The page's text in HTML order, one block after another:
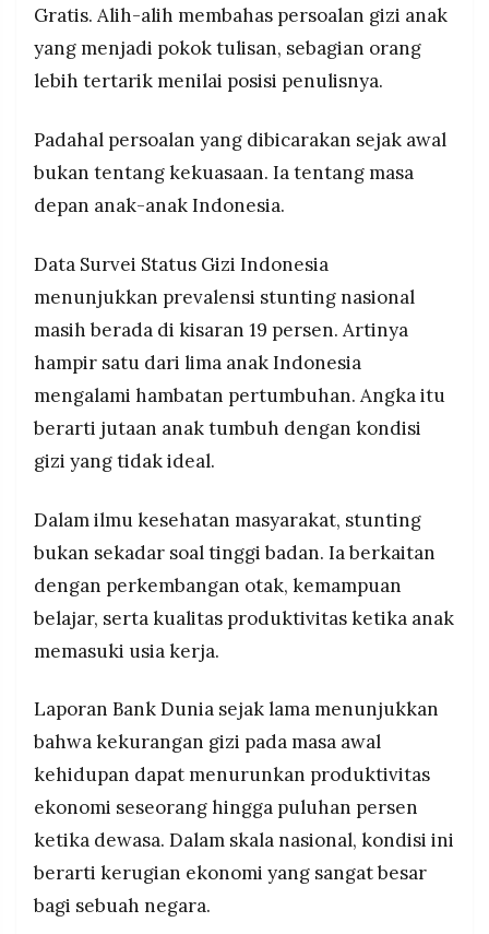
PRAMUDITA
Gratis. Alih-alih membahas persoalan gizi anak
yang menjadi pokok tulisan, sebagian orang
lebih tertarik menilai posisi penulisnya.
Padahal persoalan yang dibicarakan sejak awal
bukan tentang kekuasaan. Ia tentang masa
depan anak-anak Indonesia.
Data Survei Status Gizi Indonesia
menunjukkan prevalensi stunting nasional
masih berada di kisaran 19 persen. Artinya
hampir satu dari lima anak Indonesia
mengalami hambatan pertumbuhan. Angka itu
berarti jutaan anak tumbuh dengan kondisi
gizi yang tidak ideal.
Dalam ilmu kesehatan masyarakat, stunting
bukan sekadar soal tinggi badan. Ia berkaitan
dengan perkembangan otak, kemampuan
belajar, serta kualitas produktivitas ketika anak
memasuki usia kerja.
Laporan Bank Dunia sejak lama menunjukkan
bahwa kekurangan gizi pada masa awal
kehidupan dapat menurunkan produktivitas
ekonomi seseorang hingga puluhan persen
ketika dewasa. Dalam skala nasional, kondisi ini
berarti kerugian ekonomi yang sangat besar
bagi sebuah negara.